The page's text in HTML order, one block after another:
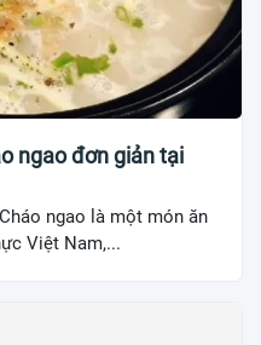
ngao đơn giản tại
ngao là một món ăn
Việt Nam,...